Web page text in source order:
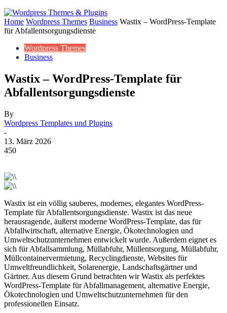
Home Wordpress Themes Business Wastix – WordPress-Template
für Abfallentsorgungsdienste
Wordpress Themes
Business
Wastix – WordPress-Template für
Abfallentsorgungsdienste
By
Wordpress Templates und Plugins
-
13. März 2026
450
Wastix ist ein völlig sauberes, modernes, elegantes WordPress-
Template für Abfallentsorgungsdienste. Wastix ist das neue
herausragende, äußerst moderne WordPress-Template, das für
Abfallwirtschaft, alternative Energie, Ökotechnologien und
Umweltschutzunternehmen entwickelt wurde. Außerdem eignet es
sich für Abfallsammlung, Müllabfuhr, Müllentsorgung, Müllabfuhr,
Müllcontainervermietung, Recyclingdienste, Websites für
Umweltfreundlichkeit, Solarenergie, Landschaftsgärtner und
Gärtner. Aus diesem Grund betrachten wir Wastix als perfektes
WordPress-Template für Abfallmanagement, alternative Energie,
Ökotechnologien und Umweltschutzunternehmen für den
professionellen Einsatz.